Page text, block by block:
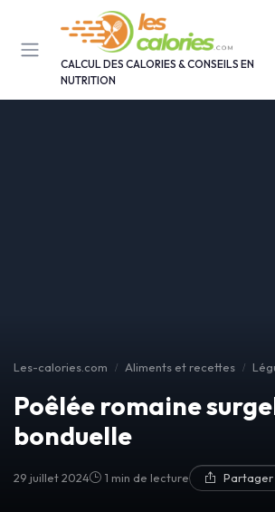
CALCUL DES CALORIES & CONSEILS EN
NUTRITION
Les-calories.com Aliments et recettes
Poêlée romaine
bonduelle
29 juillet 2024 1 min de lecture
Panneau de gestion des cookies